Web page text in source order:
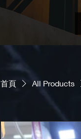
首頁 All Products